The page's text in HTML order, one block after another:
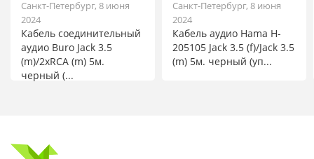
Санкт-Петербург, 8 июня
2024
Кабель соединительный
аудио Buro Jack 3.5
(m)/2хRCA (m) 5м.
черный (...
Санкт-Петербург, 8 июня
2024
Кабель аудио Hama H-
205105 Jack 3.5 (f)/Jack 3.5
(m) 5м. черный (уп...